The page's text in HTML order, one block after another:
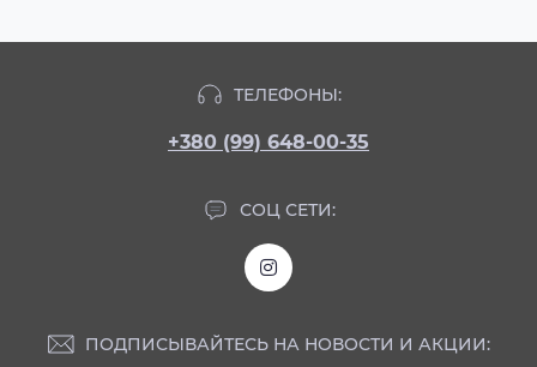
ТЕЛЕФОНЫ:
+380 (99) 648-00-35
СОЦ СЕТИ:
ПОДПИСЫВАЙТЕСЬ НА НОВОСТИ И АКЦИИ: